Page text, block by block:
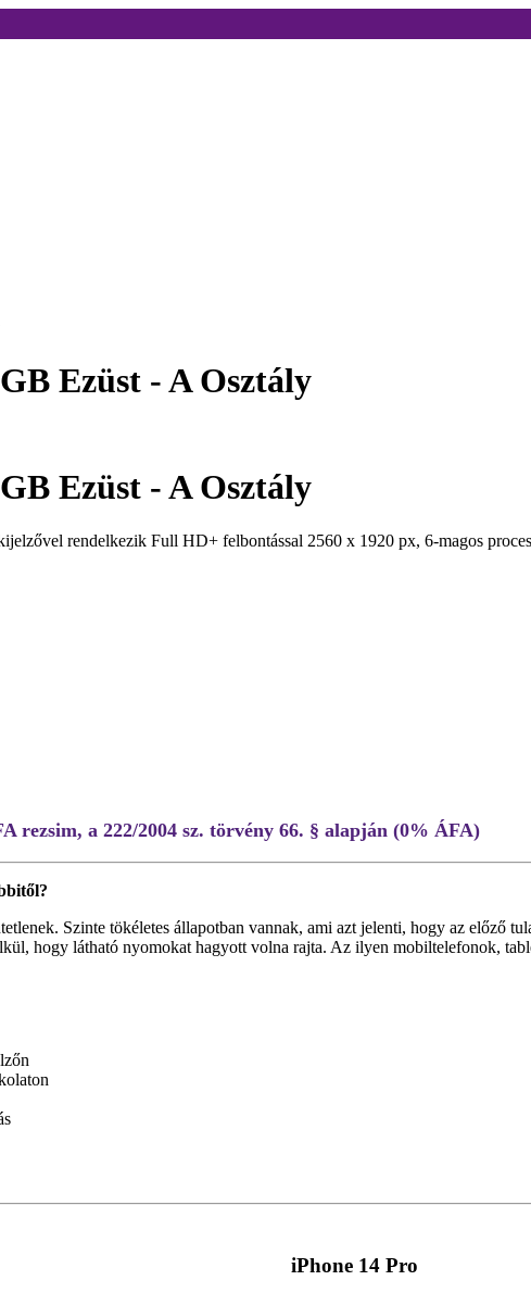
Ezüst - A Osztály
Ezüst - A Osztály
rendelkezik Full HD+ felbontással 2560 x 1920 px, 6-magos
rezsim, a 222/2004 sz. törvény 66. § alapján (0% ÁFA)
Szinte tökéletes állapotban vannak, ami azt jelenti, hogy az előző
hogy látható nyomokat hagyott volna rajta. Az ilyen mobiltelefonok,
iPhone 14 Pro